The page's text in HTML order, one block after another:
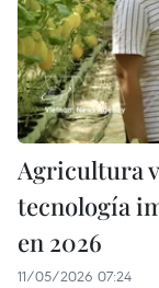
Agricultura
tecnología
en 2026
11/05/2026 07:24